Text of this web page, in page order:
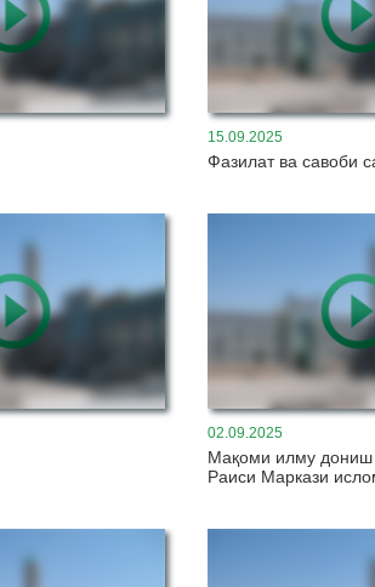
15.09.2025
Фазилат ва савоби
02.09.2025
Мақоми илму
Раиси Маркази